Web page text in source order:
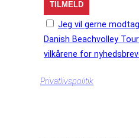
Jeg vil gerne
Danish Beachvolley
vilkårene for
Privatlivspolitik